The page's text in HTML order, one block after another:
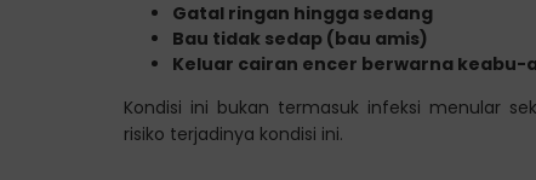
Gatal ringan hingga sedang
Bau tidak sedap (bau amis)
Keluar cairan encer berwarna keabu-
Kondisi ini bukan termasuk infeksi menular
risiko terjadinya kondisi ini.